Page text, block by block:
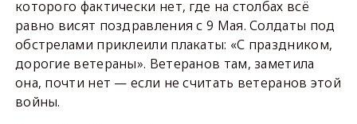
которого фактически нет, где на столбах всё
равно висят поздравления с 9 Мая. Солдаты под
обстрелами приклеили плакаты: «С праздником,
дорогие ветераны». Ветеранов там, заметила
она, почти нет — если не считать ветеранов этой
войны.